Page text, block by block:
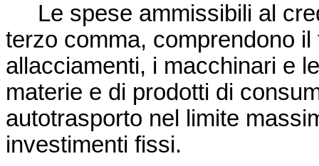
Le spese ammissibili al
terzo comma, comprendono
allacciamenti, i macchinari e
materie e di prodotti di
autotrasporto nel limite
investimenti fissi.